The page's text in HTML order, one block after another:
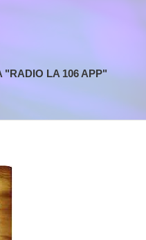
"RADIO LA 106 APP"